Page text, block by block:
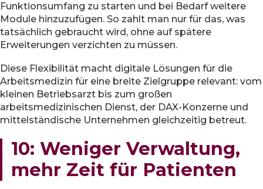
Funktionsumfang zu starten und bei Bedarf weitere
Module hinzuzufügen. So zahlt man nur für das, was
tatsächlich gebraucht wird, ohne auf spätere
Erweiterungen verzichten zu müssen.
Diese Flexibilität macht digitale Lösungen für die
Arbeitsmedizin für eine breite Zielgruppe relevant: vom
kleinen Betriebsarzt bis zum großen
arbeitsmedizinischen Dienst, der DAX-Konzerne und
mittelständische Unternehmen gleichzeitig betreut.
10: Weniger Verwaltung,
mehr Zeit für Patienten